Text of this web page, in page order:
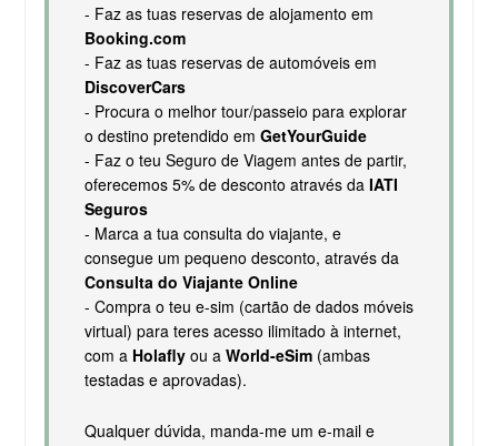
- Faz as tuas reservas de alojamento em
Booking.com
- Faz as tuas reservas de automóveis em
DiscoverCars
- Procura o melhor tour/passeio para explorar
o destino pretendido em GetYourGuide
- Faz o teu Seguro de Viagem antes de partir,
oferecemos 5% de desconto através da IATI
Seguros
- Marca a tua consulta do viajante, e
consegue um pequeno desconto, através da
Consulta do Viajante Online
- Compra o teu e-sim (cartão de dados móveis
virtual) para teres acesso ilimitado à internet,
com a Holaflyou a World-eSim(ambas
testadas e aprovadas).
Qualquer dúvida, manda-me um e-mail e